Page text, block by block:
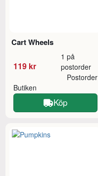
Cart Wheels
119 kr
1 på
postorder
Butiken
Postorder
Köp